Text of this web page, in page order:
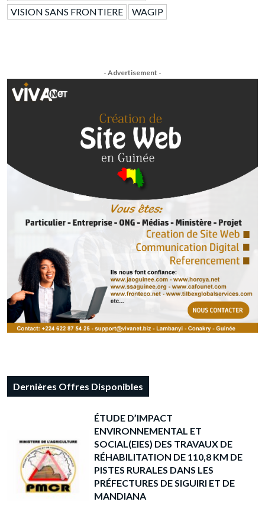
VISION SANS FRONTIERE
WAGIP
- Advertisement -
Dernières Offres Disponibles
ÉTUDE D’IMPACT
ENVIRONNEMENTAL ET
SOCIAL(EIES) DES TRAVAUX DE
RÉHABILITATION DE 110,8 KM DE
PISTES RURALES DANS LES
PRÉFECTURES DE SIGUIRI ET DE
MANDIANA